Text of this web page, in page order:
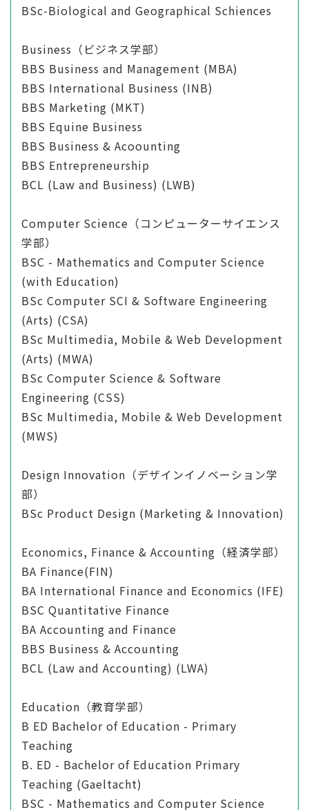
BSc-Biological and Geographical Schiences
Business（ビジネス学部）
BBS Business and Management (MBA)
BBS International Business (INB)
BBS Marketing (MKT)
BBS Equine Business
BBS Business & Acoounting
BBS Entrepreneurship
BCL (Law and Business) (LWB)
Computer Science（コンピューターサイエンス
学部）
BSC - Mathematics and Computer Science
(with Education)
BSc Computer SCI & Software Engineering
(Arts) (CSA)
BSc Multimedia, Mobile & Web Development
(Arts) (MWA)
BSc Computer Science & Software
Engineering (CSS)
BSc Multimedia, Mobile & Web Development
(MWS)
Design Innovation（デザインイノベーション学
部）
BSc Product Design (Marketing & Innovation)
Economics, Finance & Accounting（経済学部）
BA Finance(FIN)
BA International Finance and Economics (IFE)
BSC Quantitative Finance
BA Accounting and Finance
BBS Business & Accounting
BCL (Law and Accounting) (LWA)
Education（教育学部）
B ED Bachelor of Education - Primary
Teaching
B. ED - Bachelor of Education Primary
Teaching (Gaeltacht)
BSC - Mathematics and Computer Science